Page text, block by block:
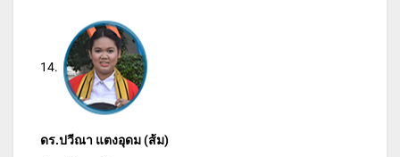
14.
ดร.ปวีณา แตงอุดม (ส้ม)